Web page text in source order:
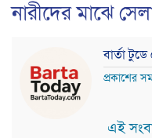
নারীদের মাঝে
বার্তা টুডে
প্রকাশের
এই